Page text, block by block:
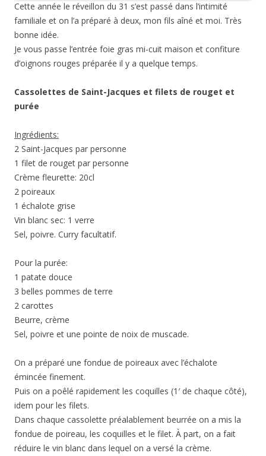
Cette année le réveillon du 31 s’est passé dans l’intimité
familiale et on l’a préparé à deux, mon fils aîné et moi. Très
bonne idée.
Je vous passe l’entrée foie gras mi-cuit maison et confiture
d’oignons rouges préparée il y a quelque temps.
Cassolettes de Saint-Jacques et filets de rouget et
purée
Ingrédients:
2 Saint-Jacques par personne
1 filet de rouget par personne
Crème fleurette: 20cl
2 poireaux
1 échalote grise
Vin blanc sec: 1 verre
Sel, poivre. Curry facultatif.
Pour la purée:
1 patate douce
3 belles pommes de terre
2 carottes
Beurre, crème
Sel, poivre et une pointe de noix de muscade.
On a préparé une fondue de poireaux avec l’échalote
émincée finement.
Puis on a poêlé rapidement les coquilles (1′ de chaque côté),
idem pour les filets.
Dans chaque cassolette préalablement beurrée on a mis la
fondue de poireau, les coquilles et le filet. À part, on a fait
réduire le vin blanc dans lequel on a versé la crème.